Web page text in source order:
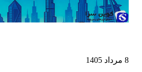
8 مرداد 1405